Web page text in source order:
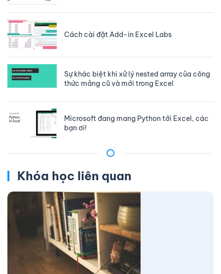
Cách cài đặt Add-in Excel Labs
Sự khác biệt khi xử lý nested array của công
thức mảng cũ và mới trong Excel
Microsoft đang mang Python tới Excel, các
bạn ơi!
Khóa học liên quan